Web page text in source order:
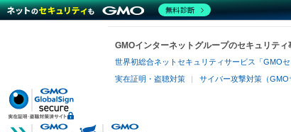
GMOインターネットグループのセキュリティ
世界初総合ネットセキュリティサービス「GMOセ
実在証明・盗聴対策
サイバー攻撃対策（GMO
無料診断